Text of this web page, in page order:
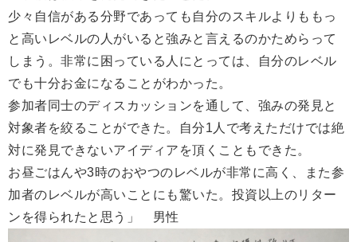
少々自信がある分野であっても自分のスキルよりももっ
と高いレベルの人がいると強みと言えるのかためらって
しまう。非常に困っている人にとっては、自分のレベル
でも十分お金になることがわかった。
参加者同士のディスカッションを通して、強みの発見と
対象者を絞ることができた。自分1人で考えただけでは絶
対に発見できないアイディアを頂くこともできた。
お昼ごはんや3時のおやつのレベルが非常に高く、また参
加者のレベルが高いことにも驚いた。投資以上のリター
ンを得られたと思う」 男性